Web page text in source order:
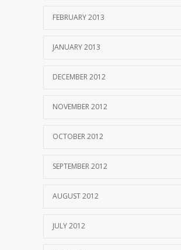
FEBRUARY 2013
JANUARY 2013
DECEMBER 2012
NOVEMBER 2012
OCTOBER 2012
SEPTEMBER 2012
AUGUST 2012
JULY 2012